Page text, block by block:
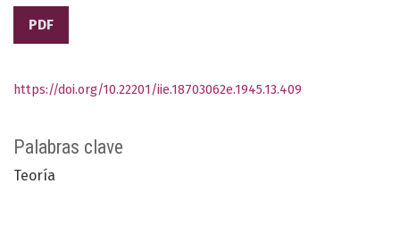
PDF
Palabras clave
Teoría
https://doi.org/10.22201/iie.18703062e.1945.13.409